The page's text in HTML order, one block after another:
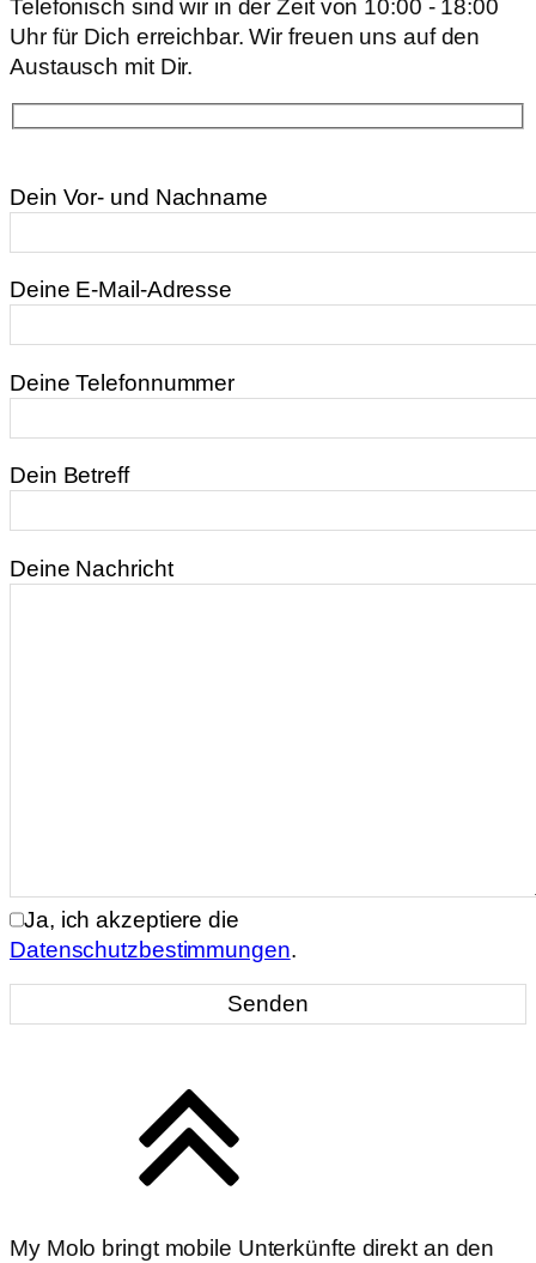
Telefonisch sind wir in der Zeit von 10:00 - 18:00
Uhr für Dich erreichbar. Wir freuen uns auf den
Austausch mit Dir.
Dein Vor- und Nachname
Deine E-Mail-Adresse
Deine Telefonnummer
Dein Betreff
Deine Nachricht
Ja, ich akzeptiere die
Datenschutzbestimmungen.
My Molo bringt mobile Unterkünfte direkt an den